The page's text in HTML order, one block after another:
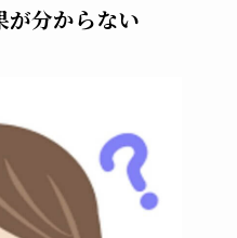
が分からない